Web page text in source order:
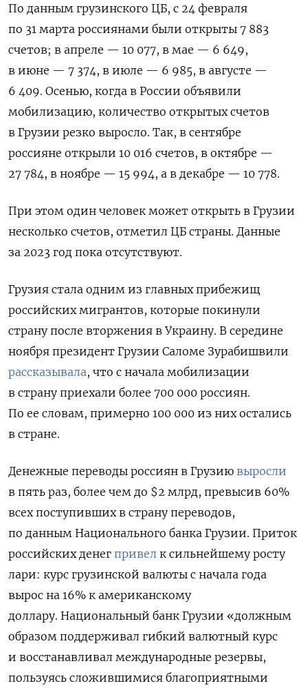
По данным грузинского ЦБ, с 24 февраля
по 31 марта россиянами были открыты 7 883
счетов; в апреле — 10 077, в мае — 6 649,
в июне — 7 374, в июле — 6 985, в августе —
6 409. Осенью, когда в России объявили
мобилизацию, количество открытых счетов
в Грузии резко выросло. Так, в сентябре
россияне открыли 10 016 счетов, в октябре —
27 784, в ноябре — 15 994, а в декабре — 10 778.
При этом один человек может открыть в Грузии
несколько счетов, отметил ЦБ страны. Данные
за 2023 год пока отсутствуют.
Грузия стала одним из главных прибежищ
российских мигрантов, которые покинули
страну после вторжения в Украину. В середине
ноября президент Грузии Саломе Зурабишвили
рассказывала, что с начала мобилизации
в страну приехали более 700 000 россиян.
По ее словам, примерно 100 000 из них остались
в стране.
Денежные переводы россиян в Грузию выросли
в пять раз, более чем до $2 млрд, превысив 60%
всех поступивших в страну переводов,
по данным Национального банка Грузии. Приток
российских денег привел к сильнейшему росту
лари: курс грузинской валюты с начала года
вырос на 16% к американскому
доллару. Национальный банк Грузии «должным
образом поддерживал гибкий валютный курс
и восстанавливал международные резервы,
пользуясь сложившимися благоприятными